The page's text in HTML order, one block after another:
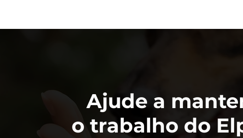
Ajude a
o trabalho do